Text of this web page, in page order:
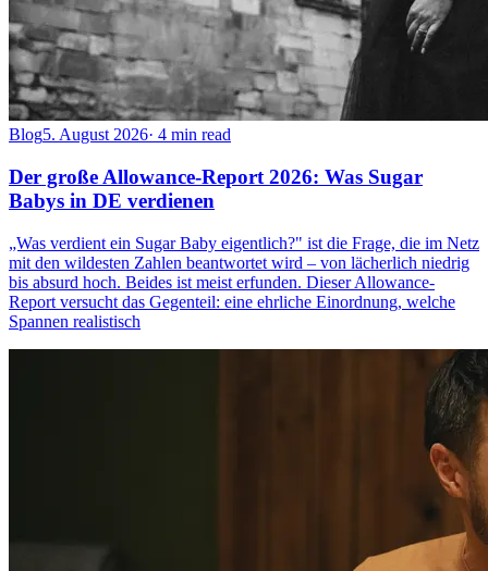
Blog5. August 2026· 4 min read
Der große Allowance-Report 2026: Was Sugar
Babys in DE verdienen
„Was verdient ein Sugar Baby eigentlich?" ist die Frage, die im Netz
mit den wildesten Zahlen beantwortet wird – von lächerlich niedrig
bis absurd hoch. Beides ist meist erfunden. Dieser Allowance-
Report versucht das Gegenteil: eine ehrliche Einordnung, welche
Spannen realistisch